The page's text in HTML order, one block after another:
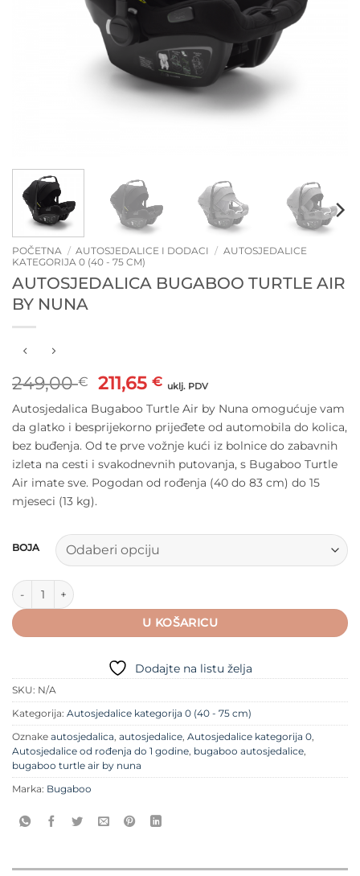
POČETNA / AUTOSJEDALICE I DODACI / AUTOSJEDALICE
KATEGORIJA 0 (40 - 75 CM)
AUTOSJEDALICA BUGABOO TURTLE AIR
BY NUNA
249,00€
Izvorna
cijena
bila
je:
249,00 €.
211,65€Trenutna
cijena
je:
211,65 €.
uklj. PDV
Autosjedalica Bugaboo Turtle Air by Nuna omogućuje vam
da glatko i besprijekorno prijeđete od automobila do kolica,
bez buđenja. Od te prve vožnje kući iz bolnice do zabavnih
izleta na cesti i svakodnevnih putovanja, s Bugaboo Turtle
Air imate sve. Pogodan od rođenja (40 do 83 cm) do 15
mjeseci (13 kg).
BOJA
Autosjedalica Bugaboo Turtle Air by Nuna količina
U KOŠARICU
Dodajte na listu želja
SKU: N/A
Kategorija: Autosjedalice kategorija 0 (40 - 75 cm)
Oznake autosjedalica, autosjedalice, Autosjedalice kategorija 0,
Autosjedalice od rođenja do 1 godine, bugaboo autosjedalice,
bugaboo turtle air by nuna
Marka: Bugaboo